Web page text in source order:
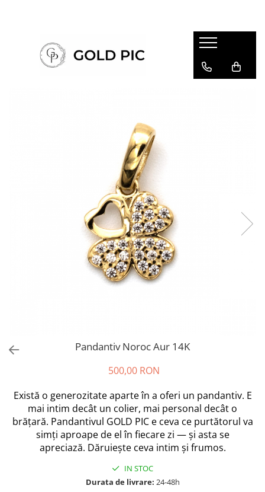
Pandantiv Noroc Aur 14K
500,00 RON
Există o generozitate aparte în a oferi un pandantiv. E
mai intim decât un colier, mai personal decât o
brățară. Pandantivul GOLD PIC e ceva ce purtătorul va
simți aproape de el în fiecare zi — și asta se
apreciază. Dăruiește ceva intim și frumos.
IN STOC
Durata de livrare: 24-48h